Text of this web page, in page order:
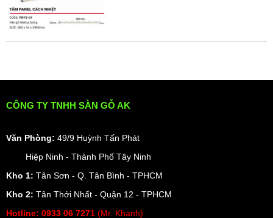
CÔNG TY TNHH SÀN GỖ AK
Văn Phòng: 49/9 Huỳnh Tấn Phát
Hiệp Ninh - Thành Phố Tây Ninh
Kho 1: Tân Sơn - Q. Tân Bình - TPHCM
Kho 2: Tân Thới Nhất - Quận 12 - TPHCM
Hotline: 0933 06 7271 (Mr. Khanh)